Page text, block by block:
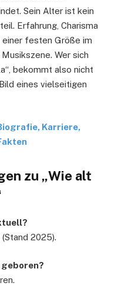
Sein Alter ist kein
Erfahrung, Charisma
einer festen Größe im
Wer sich
bekommt also nicht
eines vielseitigen
Karriere,
zu „Wie alt
2025).
geboren?